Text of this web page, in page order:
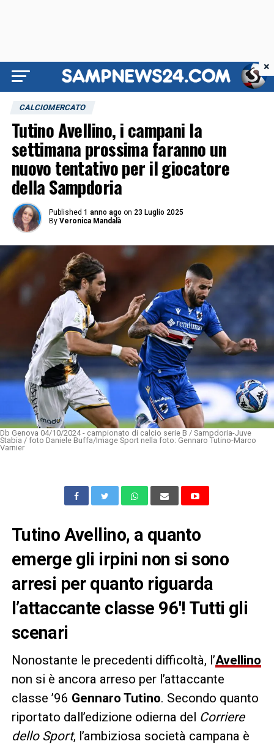
CALCIOMERCATO
Tutino Avellino, i campani la
settimana prossima faranno un
nuovo tentativo per il giocatore
della Sampdoria
Published 1 anno ago on 23 Luglio 2025
By Veronica Mandalà
Db Genova 04/10/2024 - campionato di calcio serie B / Sampdoria-Juve
Stabia / foto Daniele Buffa/Image Sport nella foto: Gennaro Tutino-Marco
Varnier
Tutino Avellino, a quanto
emerge gli irpini non si sono
arresi per quanto riguarda
l’attaccante classe 96′! Tutti gli
scenari
Nonostante le precedenti difficoltà, l’Avellino
non si è ancora arreso per l’attaccante
classe ’96 Gennaro Tutino. Secondo quanto
riportato dall’edizione odierna del Corriere
dello Sport, l’ambiziosa società campana è
×